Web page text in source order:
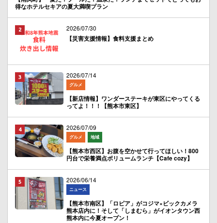
得なホテルセキアの夏大満喫プラン
2026/07/30
【災害支援情報】食料支援まとめ
2026/07/14
グルメ
【新店情報】ワンダーステーキが東区にやってくる
ってよ！！！【熊本市東区】
2026/07/09
グルメ 地域
【熊本市西区】お腹を空かせて行ってほしい！800
円台で栄養満点ボリュームランチ【Cafe cozy】
2026/06/14
ニュース
【熊本市南区】「ロピア」がコジマ×ビックカメラ
熊本店内に！そして「しまむら」がイオンタウン西
熊本内に今夏オープン！